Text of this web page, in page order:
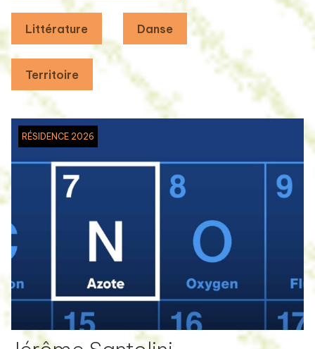
Littérature Danse
Territoire
RÉSIDENCE 2026